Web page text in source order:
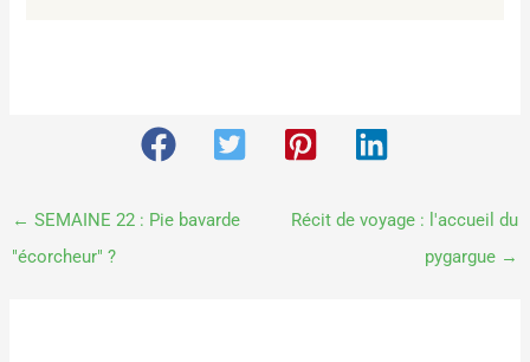
← SEMAINE 22 : Pie bavarde
"écorcheur" ?
Récit de voyage : l'accueil du
pygargue →